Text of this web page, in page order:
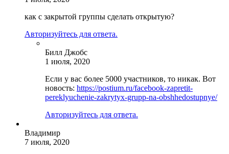
как с закрытой группы сделать открытую?
Авторизуйтесь для ответа.
Билл Джобс
1 июля, 2020
Если у вас более 5000 участников, то никак. Вот
новость: https://postium.ru/facebook-zapretit-
pereklyuchenie-zakrytyx-grupp-na-obshhedostupnye/
Авторизуйтесь для ответа.
Владимир
7 июля, 2020